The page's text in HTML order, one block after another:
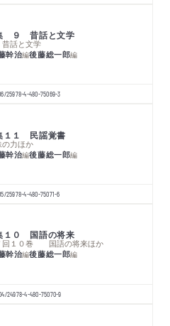
９ 昔話と文学
話と文学
幹治編後藤総一郎編
25978-4-480-75069-3
１１ 民謡覚書
力ほか
幹治編後藤総一郎編
25978-4-480-75071-6
１０ 国語の将来
回１０巻 国語の将来ほか
幹治編後藤総一郎編
24978-4-480-75070-9